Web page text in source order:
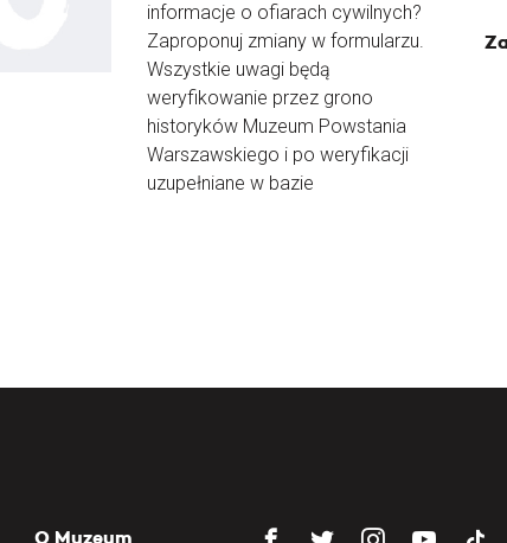
informacje o ofiarach cywilnych?
Zaproponuj zmiany w formularzu.
Wszystkie uwagi będą
weryfikowanie przez grono
historyków Muzeum Powstania
Warszawskiego i po weryfikacji
uzupełniane w bazie
O Muzeum